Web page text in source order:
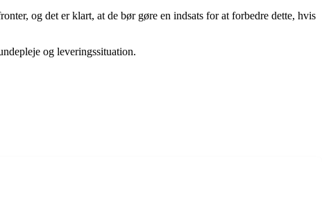
og det er klart, at de bør gøre en indsats for at forbedre dette, hvis
og leveringssituation.